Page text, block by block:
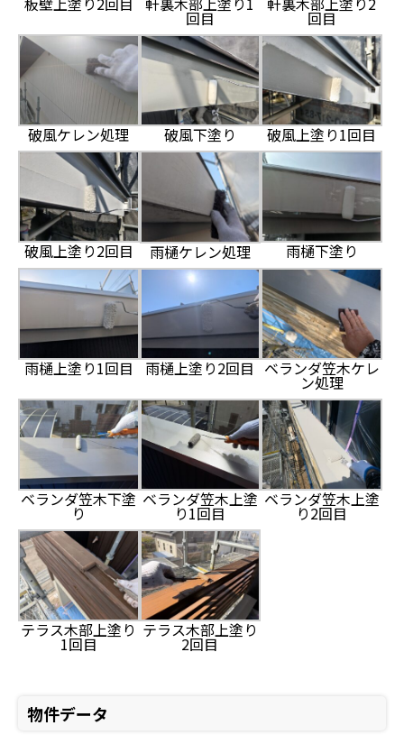
回目 回目
破風ケレン処理 破風下塗り 破風上塗り1回目
破風上塗り2回目 雨樋ケレン処理 雨樋下塗り
雨樋上塗り1回目 雨樋上塗り2回目 ベランダ笠木ケレ
ン処理
ベランダ笠木下塗
り
ベランダ笠木上塗
り1回目
ベランダ笠木上塗
り2回目
テラス木部上塗り
1回目
テラス木部上塗り
2回目
物件データ